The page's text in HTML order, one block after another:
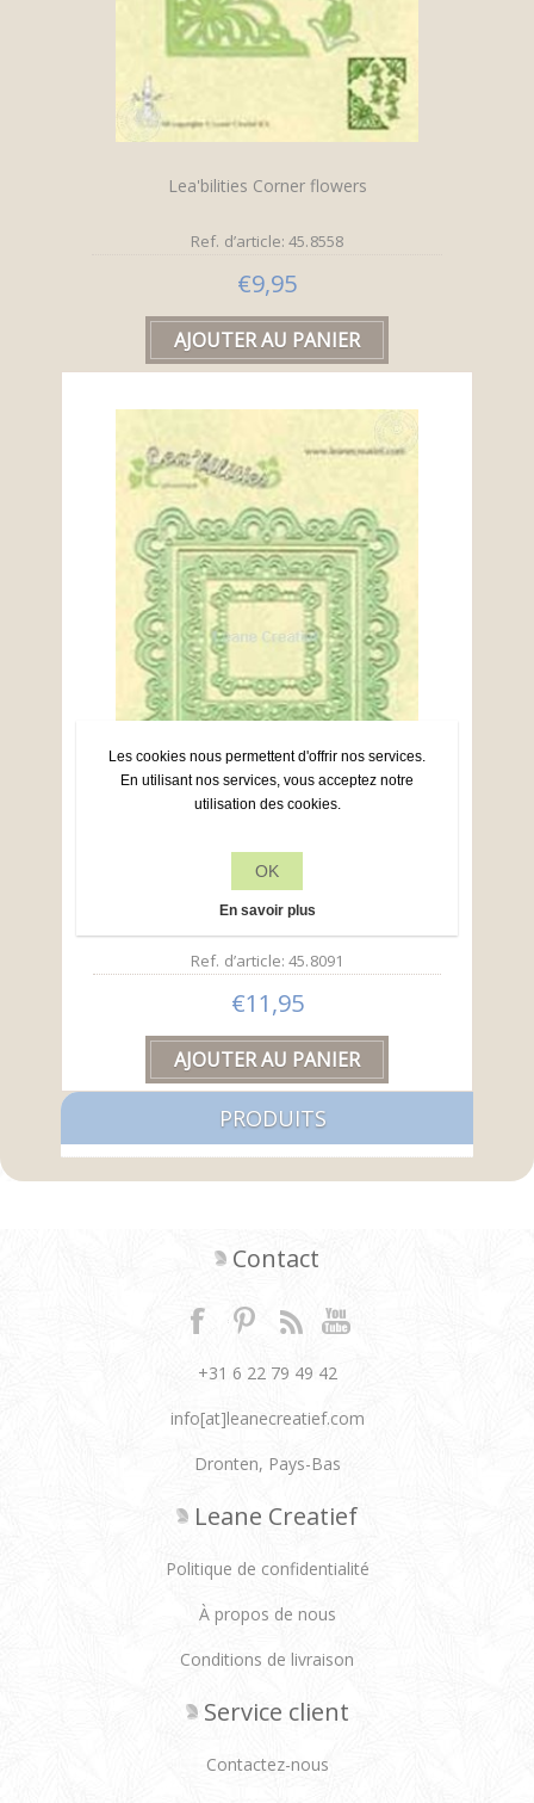
Lea'bilities Corner flowers
Ref. d’article: 45.8558
€9,95
Lea'bilities frame curve Lea005
Ref. d’article: 45.8091
€11,95
PRODUITS
Contact
+31 6 22 79 49 42
info[at]leanecreatief.com
Dronten, Pays-Bas
Leane Creatief
Politique de confidentialité
À propos de nous
Conditions de livraison
Service client
Contactez-nous
Les cookies nous permettent d'offrir nos services.
En utilisant nos services, vous acceptez notre
utilisation des cookies.
OK
En savoir plus